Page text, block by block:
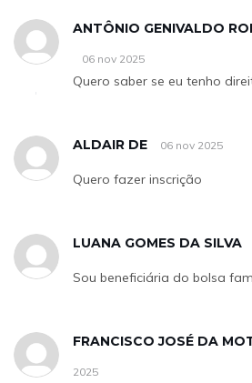
ANTÔNIO GENIVALDO
06 nov 2025
Quero saber se eu tenho
ALDAIR DE 06 nov 2025
Quero fazer inscrição
LUANA GOMES DA SILVA
Sou beneficiária do bolsa
FRANCISCO JOSÉ DA
2025